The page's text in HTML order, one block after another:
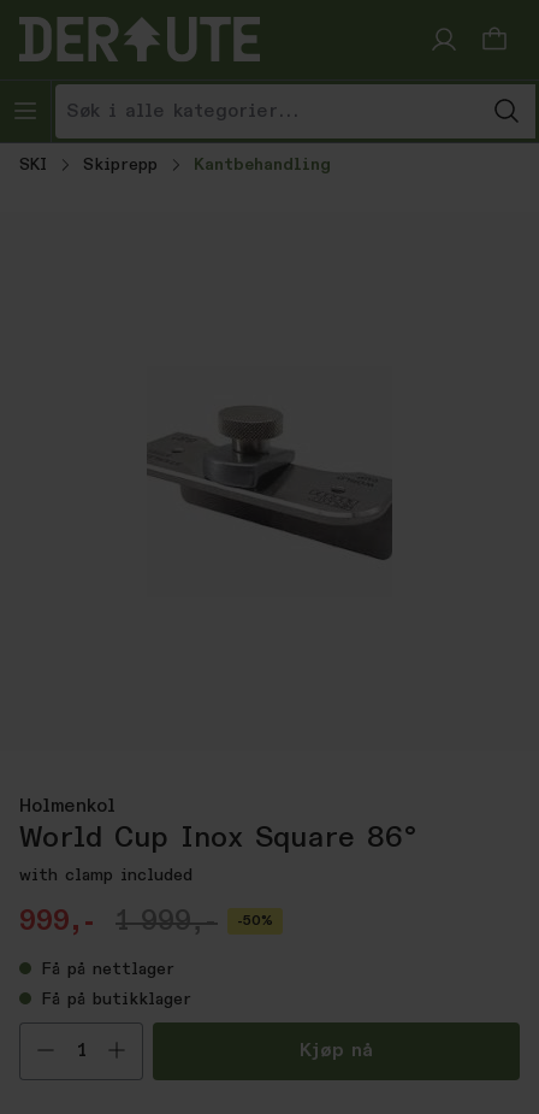
Hopp til innhold
SKI Skiprepp Kantbehandling
Holmenkol
World Cup Inox Square 86°
with clamp included
999,- 1 999,- -50%
Få på nettlager
Få på butikklager
Velg antall Kjøp nå